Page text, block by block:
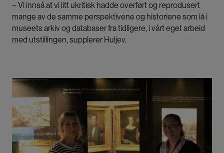
– Vi innså at vi litt ukritisk hadde overført og reprodusert
mange av de samme perspektivene og historiene som lå i
museets arkiv og databaser fra tidligere, i vårt eget arbeid
med utstillingen, supplerer Huljev.
Bilde